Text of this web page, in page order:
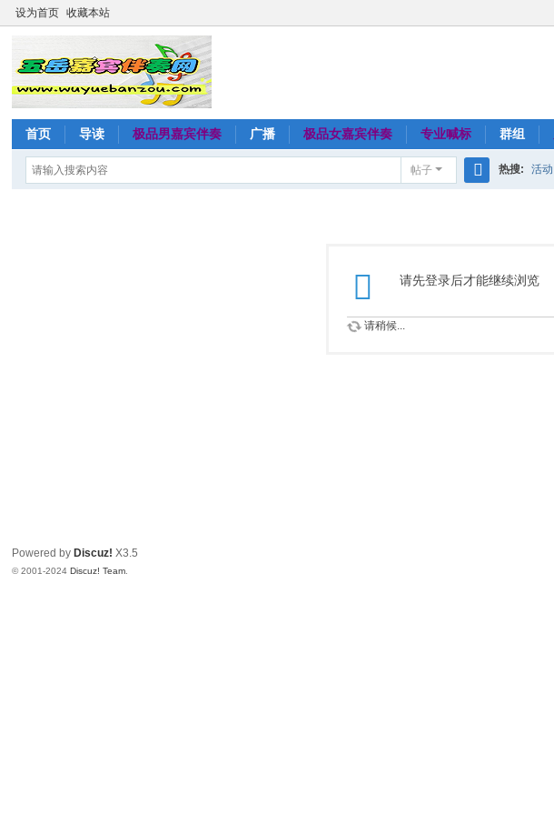
设为首页 收藏本站
首页 导读 极品男嘉宾伴奏 广播 极品女嘉宾伴奏 专业喊标 群组
帖子 热搜: 活动
请先登录后才能继续浏览
请稍候...
Powered by Discuz! X3.5
© 2001-2024Discuz! Team